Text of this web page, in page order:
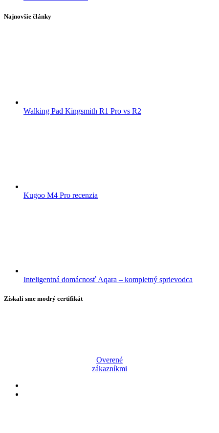
Najnovšie články
Walking Pad Kingsmith R1 Pro vs R2
Kugoo M4 Pro recenzia
Inteligentná domácnosť Aqara – kompletný sprievodca
Získali sme modrý certifikát
Overené
zákazníkmi